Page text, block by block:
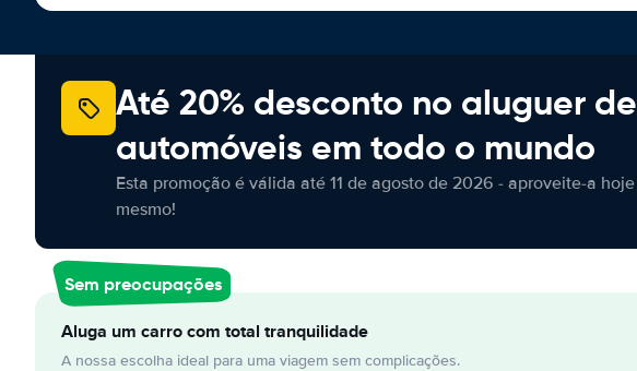
Até 20% desconto no aluguer de
automóveis em todo o mundo
Esta promoção é válida até 11 de agosto de 2026 - aproveite-a hoje
mesmo!
Sem preocupações
Aluga um carro com total tranquilidade
A nossa escolha ideal para uma viagem sem complicações.